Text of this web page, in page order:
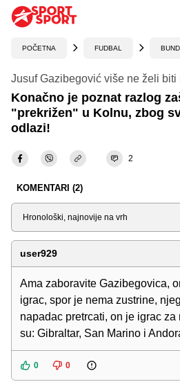
POČETNA FUDBAL
Jusuf Gazibegović više ne želi biti
Konačno je poznat razlog
"prekrižen" u Kolnu, zbog
odlazi!
2
KOMENTARI (2)
Sortiraj
user929
Ama zaboravite Gazibegovica,
igrac, spor je nema zustrine,
napadac pretrcati, on je igrac
su: Gibraltar, San Marino i
0 0